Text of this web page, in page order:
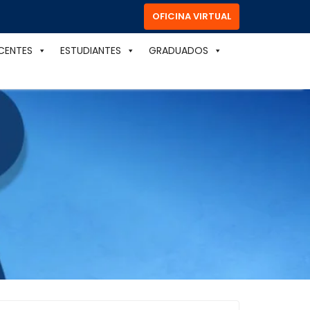
OFICINA VIRTUAL
ESTUDIANTES GRADUADOS